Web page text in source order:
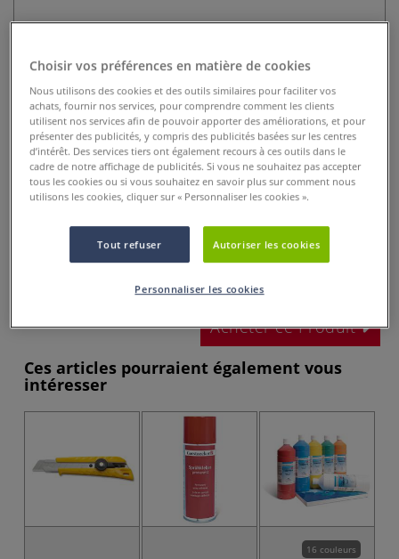
Film acétate
1 Commentaire
Ce film acétate est idéal pour les travaux de montages et de
superpositions dans les arts graphiques, l’audiovisuel et le
dessin animé.
Plus
dès7,45 €
Acheter ce Produit
Ces articles pourraient également vous
intéresser
16 couleurs
Choisir vos préférences en matière de cookies
Nous utilisons des cookies et des outils similaires pour faciliter vos
achats, fournir nos services, pour comprendre comment les clients
utilisent nos services afin de pouvoir apporter des améliorations, et pour
présenter des publicités, y compris des publicités basées sur les centres
d’intérêt. Des services tiers ont également recours à ces outils dans le
cadre de notre affichage de publicités. Si vous ne souhaitez pas accepter
tous les cookies ou si vous souhaitez en savoir plus sur comment nous
utilisons les cookies, cliquer sur « Personnaliser les cookies ».
Tout refuser Autoriser les cookies
Personnaliser les cookies